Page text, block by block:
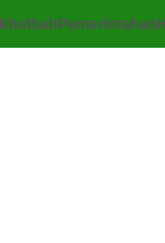
KhutbahPemerintahan